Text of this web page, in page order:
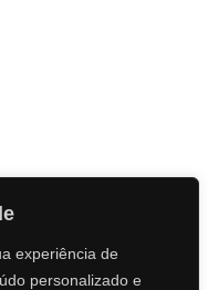
experiência de
personalizado e